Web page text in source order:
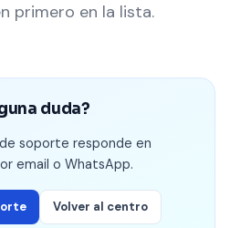
primero en la lista.
duda?
soporte responde en
email o WhatsApp.
Volver al centro